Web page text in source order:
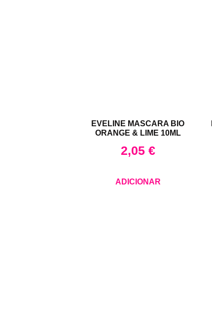
EVELINE MASCARA BIO
ORANGE & LIME 10ML
2,05 €
ADICIONAR